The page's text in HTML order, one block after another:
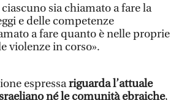
sia chiamato a fare la
e delle competenze
a fare quanto è nelle proprie
violenze in corso».
espressariguarda l’attuale
né le comunità ebraiche,